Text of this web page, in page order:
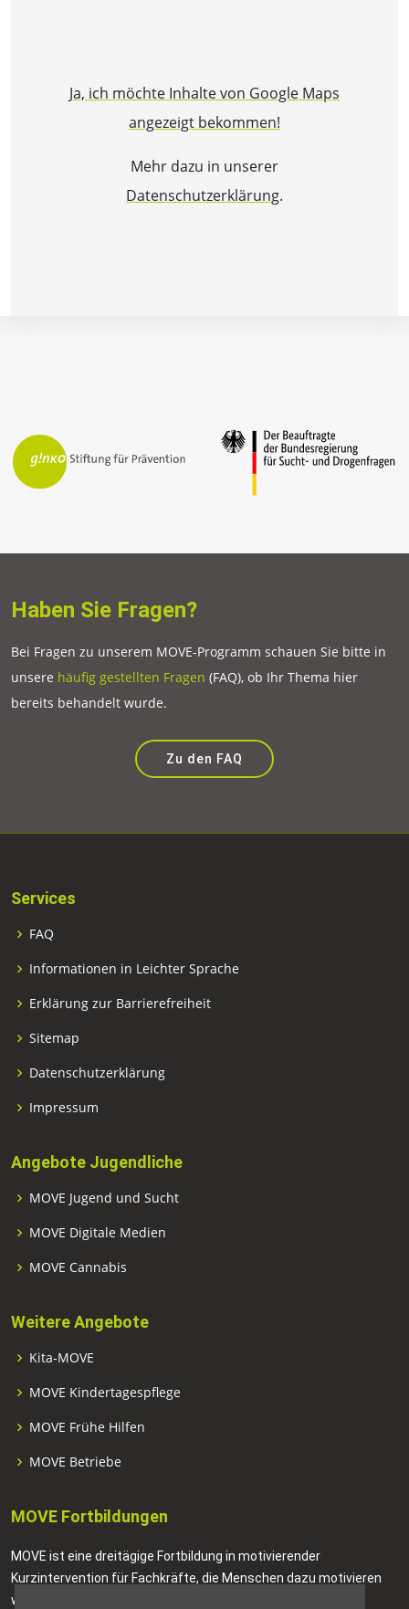
Ja, ich möchte Inhalte von Google Maps
angezeigt bekommen!
Mehr dazu in unserer
Datenschutzerklärung.
Haben Sie Fragen?
Bei Fragen zu unserem MOVE-Programm schauen Sie bitte in
unsere häufig gestellten Fragen (FAQ), ob Ihr Thema hier
bereits behandelt wurde.
Zu den FAQ
Services
FAQ
Informationen in Leichter Sprache
Erklärung zur Barrierefreiheit
Sitemap
Datenschutzerklärung
Impressum
Angebote Jugendliche
MOVE Jugend und Sucht
MOVE Digitale Medien
MOVE Cannabis
Weitere Angebote
Kita-MOVE
MOVE Kindertagespflege
MOVE Frühe Hilfen
MOVE Betriebe
MOVE Fortbildungen
MOVE ist eine dreitägige Fortbildung in motivierender
Kurzintervention für Fachkräfte, die Menschen dazu motivieren
wollen, positive Veränderungen in ihrem Leben anzustreben.